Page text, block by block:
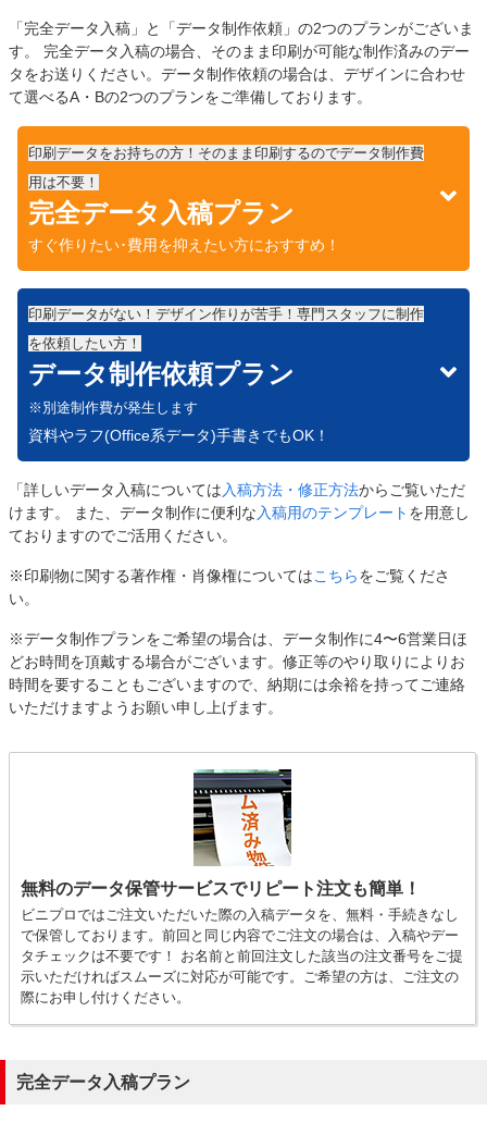
「完全データ入稿」と「データ制作依頼」の2つのプランがございま
す。 完全データ入稿の場合、そのまま印刷が可能な制作済みのデー
タをお送りください。データ制作依頼の場合は、デザインに合わせ
て選べるA・Bの2つのプランをご準備しております。
印刷データをお持ちの方！そのまま印刷するのでデータ制作費
用は不要！
完全データ入稿プラン
すぐ作りたい･費用を抑えたい方におすすめ！
印刷データがない！デザイン作りが苦手！専門スタッフに制作
を依頼したい方！
データ制作依頼プラン
※別途制作費が発生します
資料やラフ(Office系データ)手書きでもOK！
「詳しいデータ入稿については 入稿方法・修正方法からご覧いただ
けます。 また、データ制作に便利な 入稿用のテンプレート を用意し
ておりますのでご活用ください。
※印刷物に関する著作権・肖像権についてはこちらをご覧くださ
い。
※データ制作プランをご希望の場合は、データ制作に4〜6営業日ほ
どお時間を頂戴する場合がございます。修正等のやり取りによりお
時間を要することもございますので、納期には余裕を持ってご連絡
いただけますようお願い申し上げます。
無料のデータ保管サービスでリピート注文も簡単！
ビニプロではご注文いただいた際の入稿データを、無料・手続きなし
で保管しております。前回と同じ内容でご注文の場合は、入稿やデー
タチェックは不要です！ お名前と前回注文した該当の注文番号をご提
示いただければスムーズに対応が可能です。ご希望の方は、ご注文の
際にお申し付けください。
完全データ入稿プラン